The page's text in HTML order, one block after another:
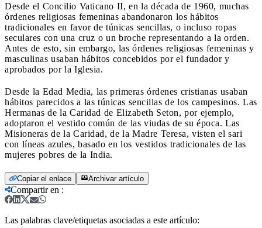
Desde el Concilio Vaticano II, en la década de 1960, muchas
órdenes religiosas femeninas abandonaron los hábitos
tradicionales en favor de túnicas sencillas, o incluso ropas
seculares con una cruz o un broche representando a la orden.
Antes de esto, sin embargo, las órdenes religiosas femeninas y
masculinas usaban hábitos concebidos por el fundador y
aprobados por la Iglesia.
Desde la Edad Media, las primeras órdenes cristianas usaban
hábitos parecidos a las túnicas sencillas de los campesinos. Las
Hermanas de la Caridad de Elizabeth Seton, por ejemplo,
adoptaron el vestido común de las viudas de su época. Las
Misioneras de la Caridad, de la Madre Teresa, visten el sari
con líneas azules, basado en los vestidos tradicionales de las
mujeres pobres de la India.
Copiar el enlace Archivar artículo
Compartir en :
Las palabras clave/etiquetas asociadas a este artículo: